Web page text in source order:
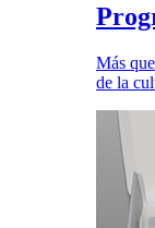
Más
de la